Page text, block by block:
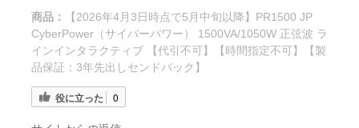
商品：
【2026年4月3日時点で5月中旬以降】PR1500 JP
CyberPower（サイバーパワー） 1500VA/1050W 正弦波 ラ
インインタラクティブ 【代引不可】【時間指定不可】【製
品保証：3年先出しセンドバック】
役に立った 0